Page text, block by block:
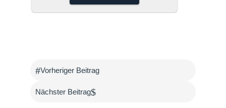
#Vorheriger Beitrag
Nächster Beitrag$